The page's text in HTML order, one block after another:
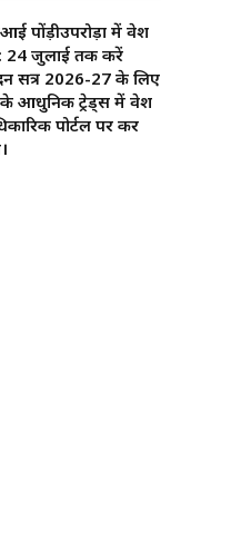
पोंड़ीउपरोड़ा में प्रवेश
24 जुलाई तक करें
सत्र 2026-27 के लिए
आधुनिक ट्रेड्स में प्रवेश
पोर्टल पर कर